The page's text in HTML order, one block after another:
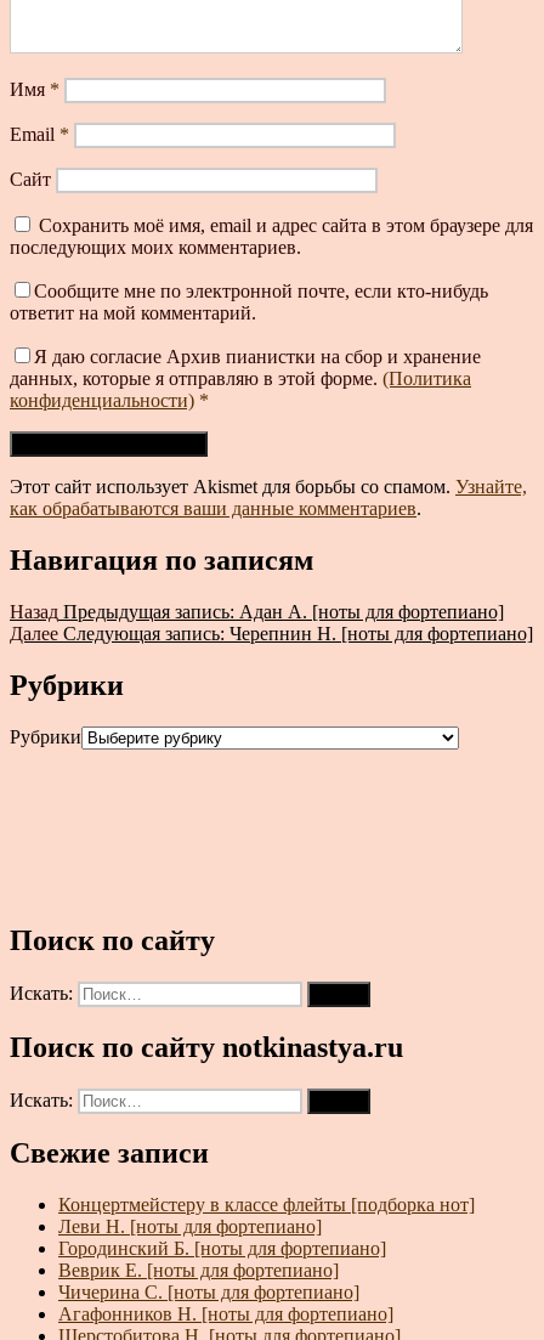
Имя *
Email *
Сайт
Сохранить моё имя, email и адрес сайта в этом браузере для
последующих моих комментариев.
Сообщите мне по электронной почте, если кто-нибудь
ответит на мой комментарий.
Я даю согласие Архив пианистки на сбор и хранение
данных, которые я отправляю в этой форме. (Политика
конфиденциальности) *
Этот сайт использует Akismet для борьбы со спамом. Узнайте,
как обрабатываются ваши данные комментариев.
Навигация по записям
Назад Предыдущая запись: Адан А. [ноты для фортепиано]
Далее Следующая запись: Черепнин Н. [ноты для фортепиано]
Рубрики
Рубрики
Поиск по сайту
Искать:
Поиск по сайту notkinastya.ru
Искать:
Свежие записи
Концертмейстеру в классе флейты [подборка нот]
Леви Н. [ноты для фортепиано]
Городинский Б. [ноты для фортепиано]
Веврик Е. [ноты для фортепиано]
Чичерина С. [ноты для фортепиано]
Агафонников Н. [ноты для фортепиано]